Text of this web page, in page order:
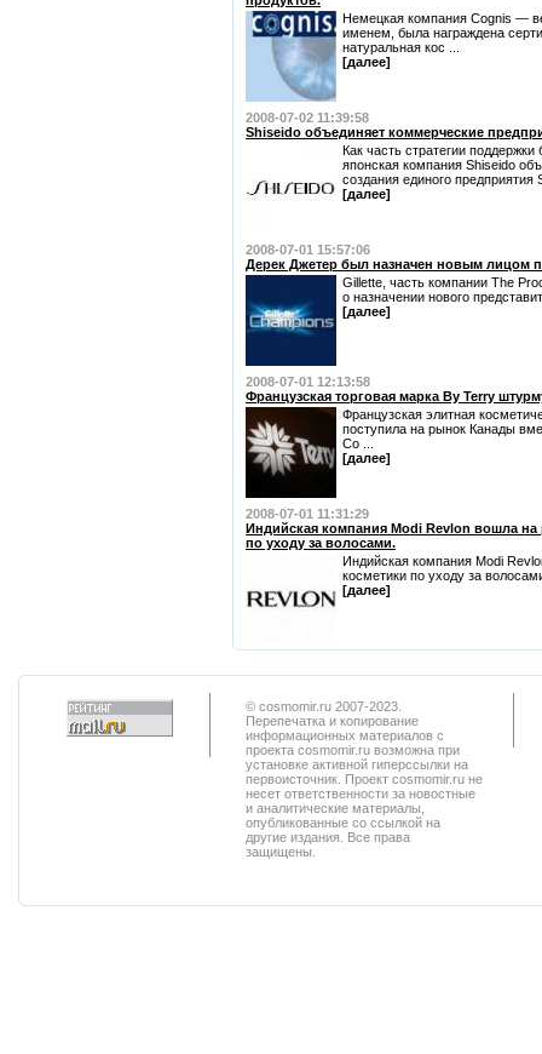
Немецкая компания Cognis —
именем, была награждена
натуральная кос ...
[далее]
2008-07-02 11:39:58
Shiseido объединяет коммерческие
Как часть стратегии
японская компания Shiseido
создания единого предприятия
[далее]
2008-07-01 15:57:06
Дерек Джетер был назначен новым лицом
Gillette, часть компании The
о назначении нового
[далее]
2008-07-01 12:13:58
Французская торговая марка By Terry
Французская элитная
поступила на рынок Канады
Co ...
[далее]
2008-07-01 11:31:29
Индийская компания Modi Revlon вошла
по уходу за волосами.
Индийская компания Modi
косметики по уходу за
[далее]
© cosmomir.ru 2007-2023.
Перепечатка и копирование
информационных материалов с
проекта cosmomir.ru возможна при
установке активной гиперссылки на
первоисточник. Проект cosmomir.ru не
несет ответственности за новостные
и аналитические материалы,
опубликованные со ссылкой на
другие издания. Все права
защищены.